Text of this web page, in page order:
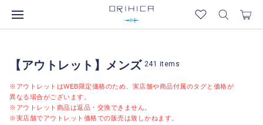
【アウトレット】メンズ 241 items
※アウトレットはWEB限定価格のため、実店舗や商品付属のタグと価格が
異なる場合がございます。
※アウトレット商品は返品・交換できません。
※実店舗でアウトレット価格での販売は致しかねます。